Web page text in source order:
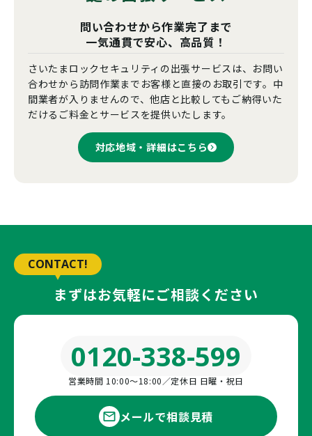
問い合わせから作業完了まで
一気通貫で安心、高品質！
さいたまロックセキュリティの出張サービスは、お問い
合わせから訪問作業までお客様と直接のお取引です。中
間業者が入りませんので、他店と比較してもご納得いた
だけるご料金とサービスを提供いたします。
対応地域・詳細はこちら
CONTACT!
まずはお気軽にご相談ください
0120-338-599
営業時間 10:00〜18:00／定休日 日曜・祝日
メールで相談見積